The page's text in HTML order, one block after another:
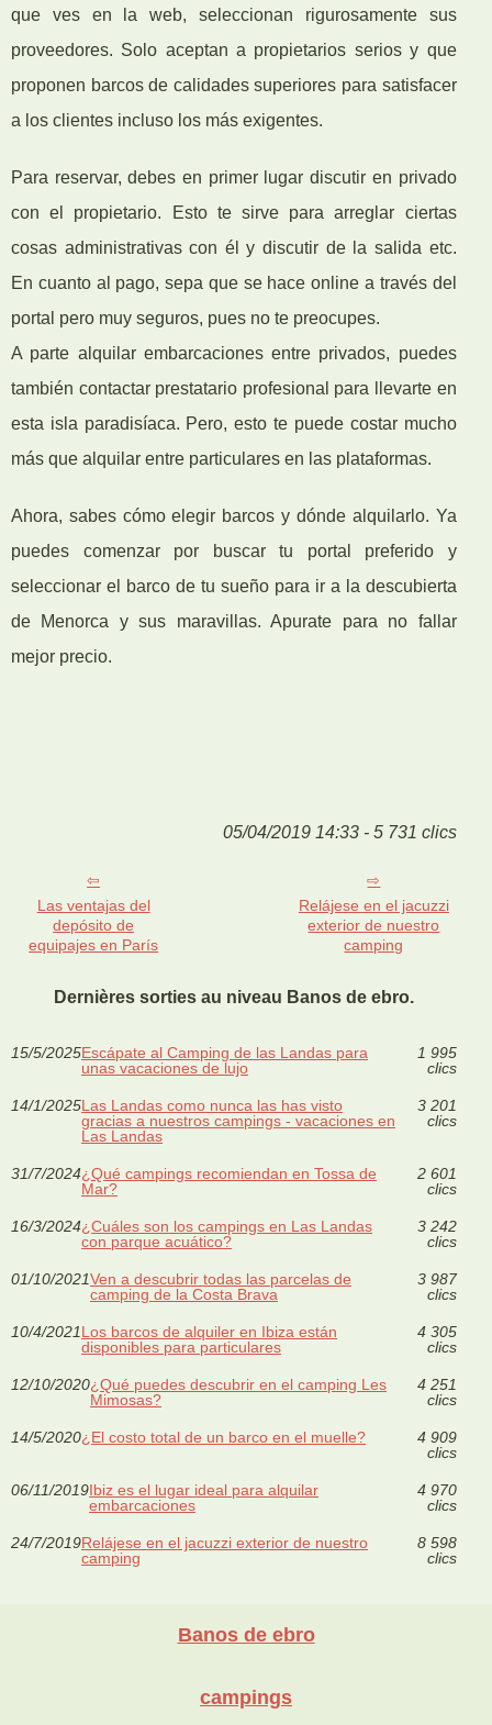
que ves en la web, seleccionan rigurosamente sus
proveedores. Solo aceptan a propietarios serios y que
proponen barcos de calidades superiores para satisfacer
a los clientes incluso los más exigentes.
Para reservar, debes en primer lugar discutir en privado
con el propietario. Esto te sirve para arreglar ciertas
cosas administrativas con él y discutir de la salida etc.
En cuanto al pago, sepa que se hace online a través del
portal pero muy seguros, pues no te preocupes.
A parte alquilar embarcaciones entre privados, puedes
también contactar prestatario profesional para llevarte en
esta isla paradisíaca. Pero, esto te puede costar mucho
más que alquilar entre particulares en las plataformas.
Ahora, sabes cómo elegir barcos y dónde alquilarlo. Ya
puedes comenzar por buscar tu portal preferido y
seleccionar el barco de tu sueño para ir a la descubierta
de Menorca y sus maravillas. Apurate para no fallar
mejor precio.
05/04/2019 14:33 - 5 731 clics
Las ventajas del
depósito de
equipajes en París
Relájese en el jacuzzi
exterior de nuestro
camping
Dernières sorties au niveau Banos de ebro.
15/5/2025Escápate al Camping de las Landas para
unas vacaciones de lujo
1 995
clics
14/1/2025Las Landas como nunca las has visto
gracias a nuestros campings - vacaciones en
Las Landas
3 201
clics
31/7/2024¿Qué campings recomiendan en Tossa de
Mar?
2 601
clics
16/3/2024¿Cuáles son los campings en Las Landas
con parque acuático?
3 242
clics
01/10/2021Ven a descubrir todas las parcelas de
camping de la Costa Brava
3 987
clics
10/4/2021Los barcos de alquiler en Ibiza están
disponibles para particulares
4 305
clics
12/10/2020¿Qué puedes descubrir en el camping Les
Mimosas?
4 251
clics
14/5/2020¿El costo total de un barco en el muelle?
4 909
clics
06/11/2019Ibiz es el lugar ideal para alquilar
embarcaciones
4 970
clics
24/7/2019Relájese en el jacuzzi exterior de nuestro
camping
8 598
clics
Banos de ebro
campings